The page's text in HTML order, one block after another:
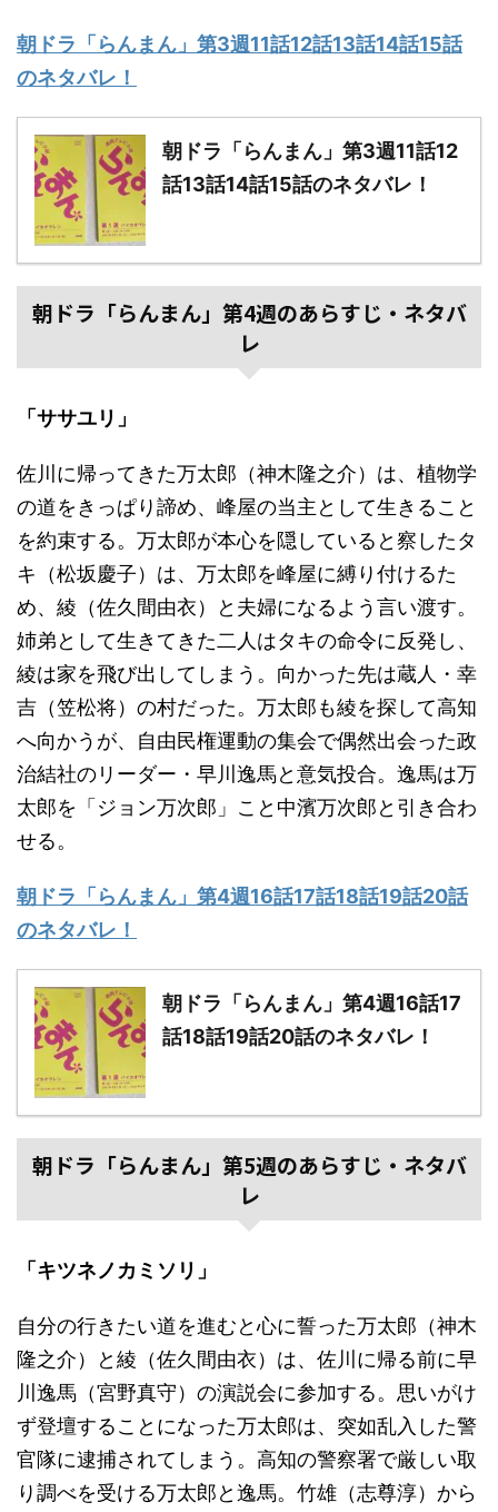
朝ドラ「らんまん」第3週11話12話13話14話15話
のネタバレ！
朝ドラ「らんまん」第3週11話12
話13話14話15話のネタバレ！
朝ドラ「らんまん」第4週のあらすじ・ネタバ
レ
「ササユリ」
佐川に帰ってきた万太郎（神木隆之介）は、植物学
の道をきっぱり諦め、峰屋の当主として生きること
を約束する。万太郎が本心を隠していると察したタ
キ（松坂慶子）は、万太郎を峰屋に縛り付けるた
め、綾（佐久間由衣）と夫婦になるよう言い渡す。
姉弟として生きてきた二人はタキの命令に反発し、
綾は家を飛び出してしまう。向かった先は蔵人・幸
吉（笠松将）の村だった。万太郎も綾を探して高知
へ向かうが、自由民権運動の集会で偶然出会った政
治結社のリーダー・早川逸馬と意気投合。逸馬は万
太郎を「ジョン万次郎」こと中濱万次郎と引き合わ
せる。
朝ドラ「らんまん」第4週16話17話18話19話20話
のネタバレ！
朝ドラ「らんまん」第4週16話17
話18話19話20話のネタバレ！
朝ドラ「らんまん」第5週のあらすじ・ネタバ
レ
「キツネノカミソリ」
自分の行きたい道を進むと心に誓った万太郎（神木
隆之介）と綾（佐久間由衣）は、佐川に帰る前に早
川逸馬（宮野真守）の演説会に参加する。思いがけ
ず登壇することになった万太郎は、突如乱入した警
官隊に逮捕されてしまう。高知の警察署で厳しい取
り調べを受ける万太郎と逸馬。竹雄（志尊淳）から